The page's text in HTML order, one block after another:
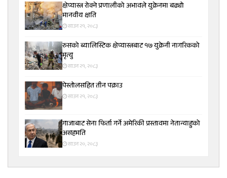
क्षेप्यास्त्र रोक्ने प्रणालीको अभावले युक्रेनमा बढ्यो
मानवीय क्षति
साउन २१, २०८३
रुसको ब्यालिस्टिक क्षेप्यास्त्रबाट १७ युक्रेनी नागरिकको
मृत्यु
साउन २१, २०८३
पेस्तोलसहित तीन पक्राउ
साउन २१, २०८३
गाजाबाट सेना फिर्ता गर्ने अमेरिकी प्रस्तावमा नेतान्याहुको
असहमति
साउन २०, २०८३